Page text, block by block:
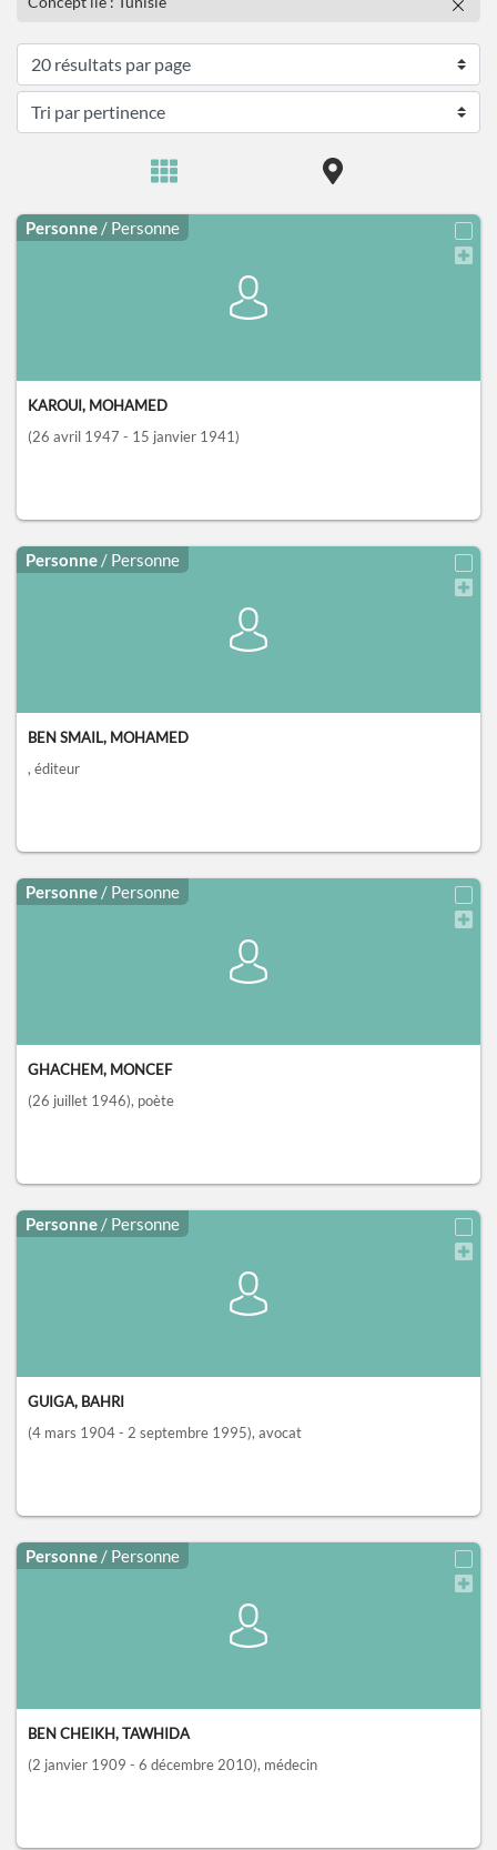
Personne / Personne
KAROUI, MOHAMED
(26 avril 1947 - 15 janvier 1941)
Personne / Personne
BEN SMAIL, MOHAMED
, éditeur
Personne / Personne
GHACHEM, MONCEF
(26 juillet 1946), poète
Personne / Personne
GUIGA, BAHRI
(4 mars 1904 - 2 septembre 1995), avocat
Personne / Personne
BEN CHEIKH, TAWHIDA
(2 janvier 1909 - 6 décembre 2010), médecin